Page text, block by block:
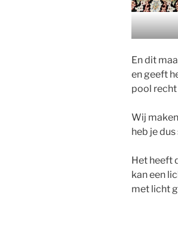
En dit
en geeft
pool
Wij
heb je
Het heeft
kan een
met licht